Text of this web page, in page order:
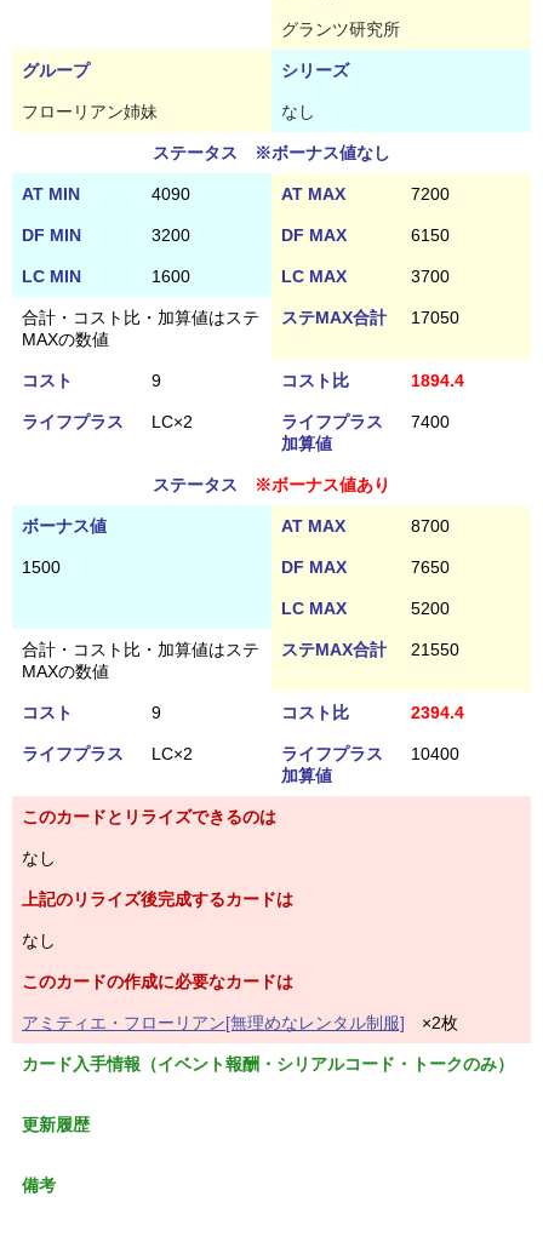
グランツ研究所
グループ シリーズ
フローリアン姉妹 なし
ステータス ※ボーナス値なし
AT MIN 4090 AT MAX 7200
DF MIN 3200 DF MAX 6150
LC MIN 1600 LC MAX 3700
合計・コスト比・加算値はステ
MAXの数値
ステMAX合計 17050
コスト 9 コスト比 1894.4
ライフプラス LC×2
ライフプラス
加算値
7400
ステータス ※ボーナス値あり
ボーナス値 AT MAX 8700
1500 DF MAX 7650
LC MAX 5200
合計・コスト比・加算値はステ
MAXの数値
ステMAX合計 21550
コスト 9 コスト比 2394.4
ライフプラス LC×2
ライフプラス
加算値
10400
このカードとリライズできるのは
なし
上記のリライズ後完成するカードは
なし
このカードの作成に必要なカードは
アミティエ・フローリアン[無理めなレンタル制服] ×2枚
カード入手情報（イベント報酬・シリアルコード・トークのみ）
更新履歴
備考